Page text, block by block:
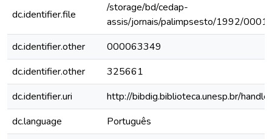
dc.identifier.file
/storage/bd/cedap-
assis/jornais/palimpsesto/1992/0001/
dc.identifier.other
000063349
dc.identifier.other
325661
dc.identifier.uri
http://bibdig.biblioteca.unesp.br/
dc.language
Português